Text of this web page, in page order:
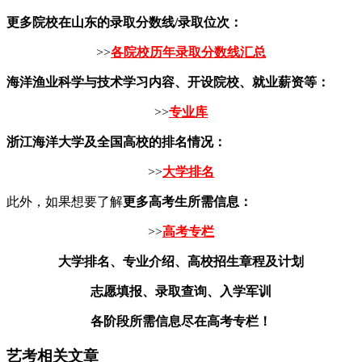
更多院校在山东的录取分数线/录取位次：
>>各院校历年录取分数线汇总
海洋渔业科学与技术学习内容、开设院校、就业薪资等：
>>专业库
浙江海洋大学及全国高校的排名情况：
>>大学排名
此外，如果想要了解更多高考生所需信息：
>>高考专栏
大学排名、专业介绍、高校招生章程及计划
志愿填报、录取查询、入学军训
各阶段所需信息尽在高考专栏！
艺考相关文章